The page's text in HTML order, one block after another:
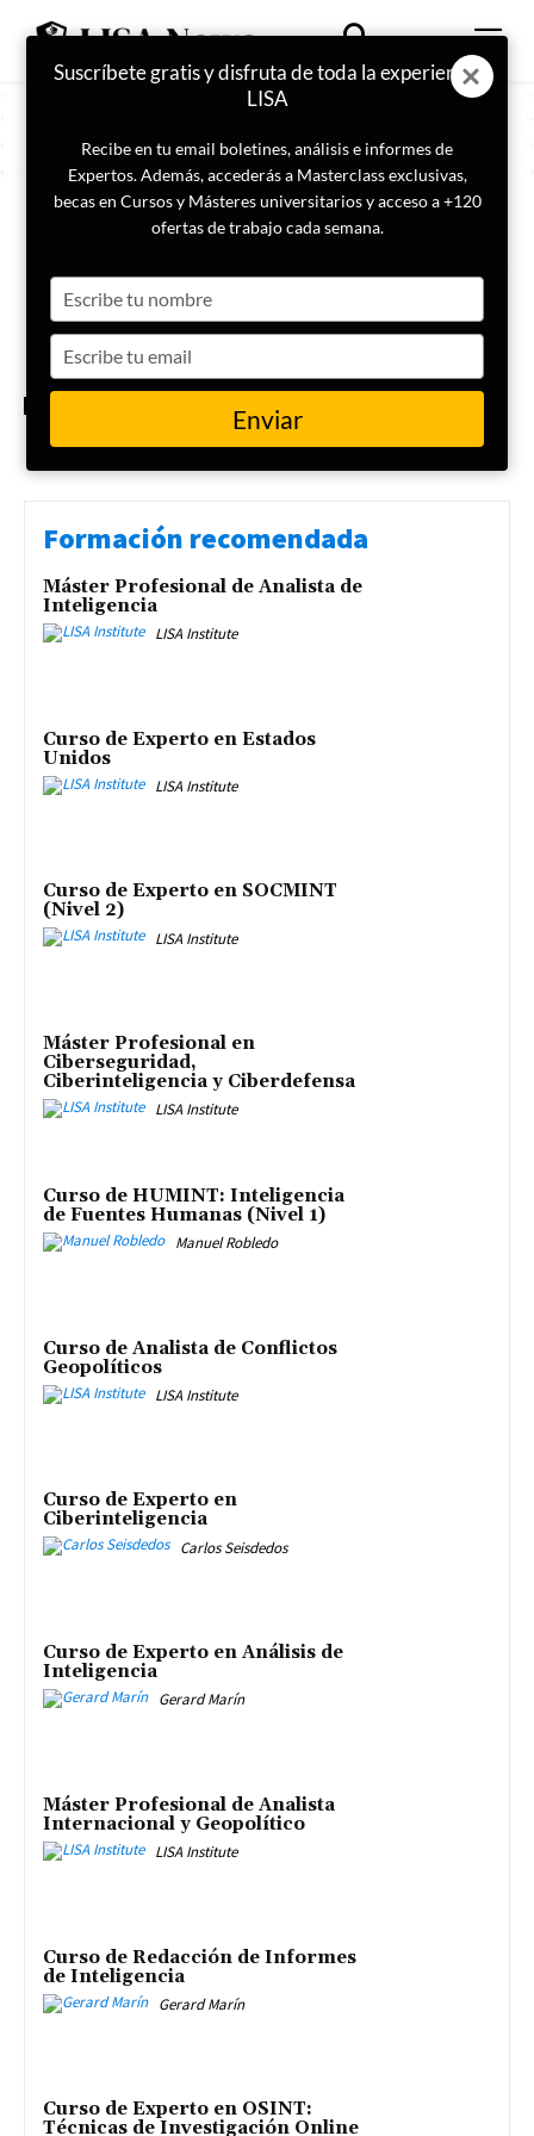
ETIQUETA
Academia
Universidades y seguridad
nacional: el retorno del
enfoque «doble uso» en la
investigación académica
Formación recomendada
Máster Profesional de Analista de
Inteligencia
LISA Institute
Curso de Experto en Estados
Unidos
LISA Institute
Curso de Experto en SOCMINT
(Nivel 2)
LISA Institute
Máster Profesional en
Ciberseguridad,
Ciberinteligencia y Ciberdefensa
LISA Institute
Curso de HUMINT: Inteligencia
de Fuentes Humanas (Nivel 1)
Manuel Robledo
Curso de Analista de Conflictos
Geopolíticos
LISA Institute
Curso de Experto en
Ciberinteligencia
Carlos Seisdedos
Curso de Experto en Análisis de
Inteligencia
Gerard Marín
Máster Profesional de Analista
Internacional y Geopolítico
LISA Institute
Curso de Redacción de Informes
de Inteligencia
Gerard Marín
Curso de Experto en OSINT:
Técnicas de Investigación Online
Suscríbete gratis y disfruta de toda la experiencia
LISA
Recibe en tu email boletines, análisis e informes de
Expertos. Además, accederás a Masterclass exclusivas,
becas en Cursos y Másteres universitarios y acceso a +120
ofertas de trabajo cada semana.
your
name
your
email
Enviar